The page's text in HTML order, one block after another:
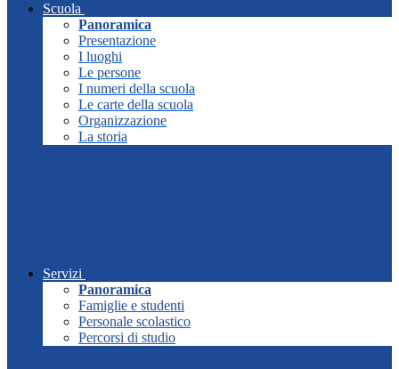
Scuola
Panoramica
Presentazione
I luoghi
Le persone
I numeri della scuola
Le carte della scuola
Organizzazione
La storia
Servizi
Panoramica
Famiglie e studenti
Personale scolastico
Percorsi di studio